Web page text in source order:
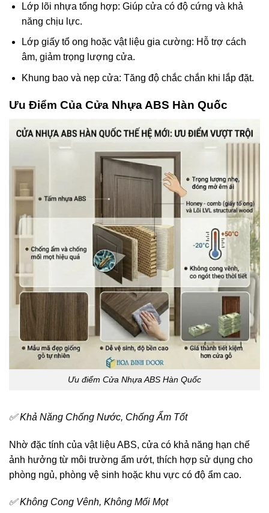
Lớp lõi nhựa tổng hợp: Giúp cửa có độ cứng và khả
năng chịu lực.
Lớp giấy tổ ong hoặc vật liệu gia cường: Hỗ trợ cách
âm, giảm trọng lượng cửa.
Khung bao và nẹp cửa: Tăng độ chắc chắn khi lắp đặt.
Ưu Điểm Của Cửa Nhựa ABS Hàn Quốc
Ưu điểm Cửa Nhựa ABS Hàn Quốc
✅ Khả Năng Chống Nước, Chống Ẩm Tốt
Nhờ đặc tính của vật liệu ABS, cửa có khả năng hạn chế
ảnh hưởng từ môi trường ẩm ướt, thích hợp sử dụng cho
phòng ngủ, phòng vệ sinh hoặc khu vực có độ ẩm cao.
✅ Không Cong Vênh, Không Mối Mọt